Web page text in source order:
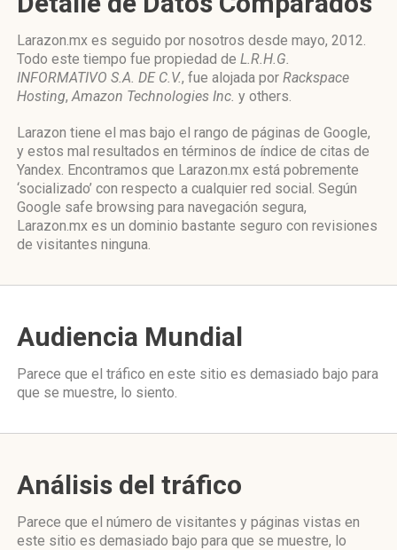
Larazon.mx es seguido por nosotros desde mayo, 2012.
Todo este tiempo fue propiedad de L.R.H.G.
INFORMATIVO S.A. DE C.V., fue alojada por Rackspace
Hosting,Amazon Technologies Inc. y others.
Larazon tiene el mas bajo el rango de páginas de Google,
y estos mal resultados en términos de índice de citas de
Yandex. Encontramos que Larazon.mx está pobremente
‘socializado’ con respecto a cualquier red social. Según
Google safe browsing para navegación segura,
Larazon.mx es un dominio bastante seguro con revisiones
de visitantes ninguna.
Audiencia Mundial
Parece que el tráfico en este sitio es demasiado bajo para
que se muestre, lo siento.
Análisis del tráfico
Parece que el número de visitantes y páginas vistas en
este sitio es demasiado bajo para que se muestre, lo